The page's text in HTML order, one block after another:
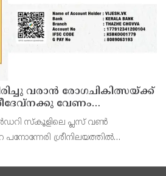
വരാൻ രോഗചികിത്സയ്ക്ക്
വേണം
സ്കൂളിലെ പ്ലസ് വൺ
പനോന്നേരി ശ്രീനിലയത്തിൽ